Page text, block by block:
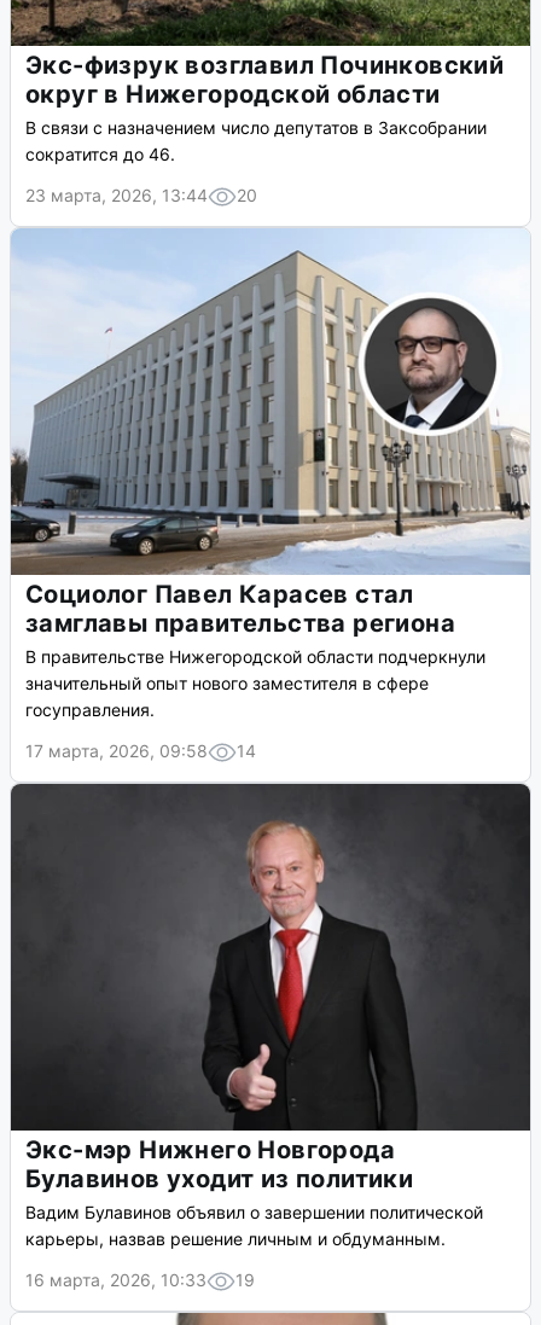
Экс-физрук возглавил Починковский
округ в Нижегородской области
В связи с назначением число депутатов в Заксобрании
сократится до 46.
23 марта, 2026, 13:44
20
Социолог Павел Карасев стал
замглавы правительства региона
В правительстве Нижегородской области подчеркнули
значительный опыт нового заместителя в сфере
госуправления.
17 марта, 2026, 09:58
14
Экс-мэр Нижнего Новгорода
Булавинов уходит из политики
Вадим Булавинов объявил о завершении политической
карьеры, назвав решение личным и обдуманным.
16 марта, 2026, 10:33
19